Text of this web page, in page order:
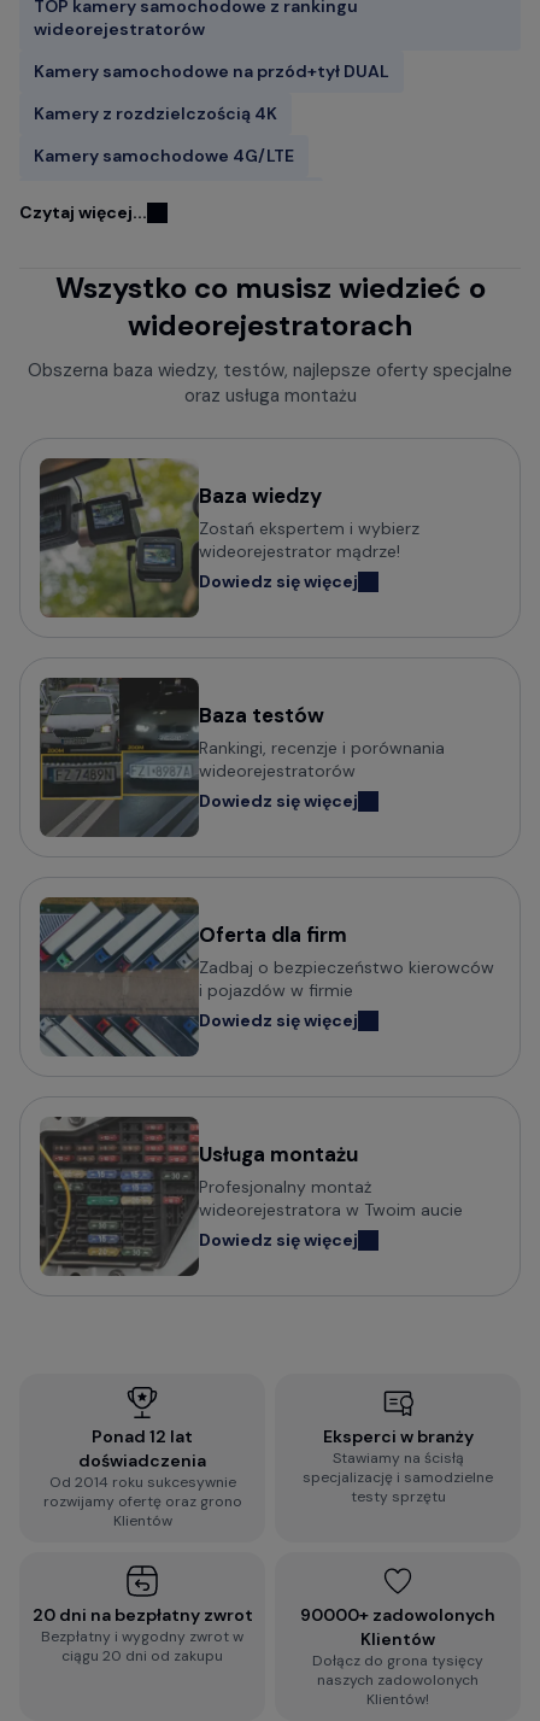
TOP kamery samochodowe z rankingu
wideorejestratorów
Kamery samochodowe na przód+tył DUAL
Kamery z rozdzielczością 4K
Kamery samochodowe 4G/LTE
Kamery samochodowe FITCAMX
Wideorejestratory w lusterku wstecznym
Rejestratory jazdy z kamerą cofania
Kamery samochodowe z trybem parkingowym
Rejestratory trasy z czujnikiem ruchu
Mini kamery do samochodu - małe i dyskretne
Kamery samochodowe z obsługą komend głosowych
Wideorejestratory klasy Premium
Kamery samochodowe odczytujące tablice w nocy (z
Popularni producenci kamer
samochodowych
Wideorejestratory VIOFO
Wideorejestratory 70mai
Wideorejestratory FITCAMX
Wideorejestratory BlackVue
Wideorejestratory FineVu
Wideorejestratory MBG Line
Potrzebujesz porady w wyborze
wideorejestratora?
Sprawdź praktyczny poradnik o tym na co zwrócić
Wypełnij błyskawiczną ankietę i otrzymaj
spersonalizowaną rekomendację dopasowaną do
Twoich wymagań:
2-minutowa ankieta rekomendacji
wideorejestratora
Zobacz więcej porad dotyczących
wideorejestratorów, a także zestaw najczęściej
Czytaj więcej...
Wszystko co musisz wiedzieć o
wideorejestratorach
Obszerna baza wiedzy, testów, najlepsze oferty specjalne
oraz usługa montażu
Baza wiedzy
Zostań ekspertem i wybierz
wideorejestrator mądrze!
Dowiedz się więcej
Baza testów
Rankingi, recenzje i porównania
wideorejestratorów
Dowiedz się więcej
Oferta dla firm
Zadbaj o bezpieczeństwo kierowców
i pojazdów w firmie
Dowiedz się więcej
Usługa montażu
Profesjonalny montaż
wideorejestratora w Twoim aucie
Dowiedz się więcej
Ponad 12 lat
doświadczenia
Od 2014 roku sukcesywnie
rozwijamy ofertę oraz grono
Klientów
Eksperci w branży
Stawiamy na ścisłą
specjalizację i samodzielne
testy sprzętu
20 dni na bezpłatny zwrot
Bezpłatny i wygodny zwrot w
ciągu 20 dni od zakupu
90000+ zadowolonych
Klientów
Dołącz do grona tysięcy
naszych zadowolonych
Klientów!